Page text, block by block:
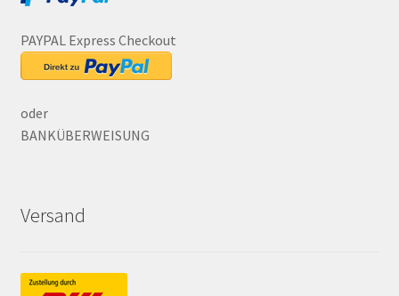
PAYPAL Express Checkout
oder
BANKÜBERWEISUNG
Versand